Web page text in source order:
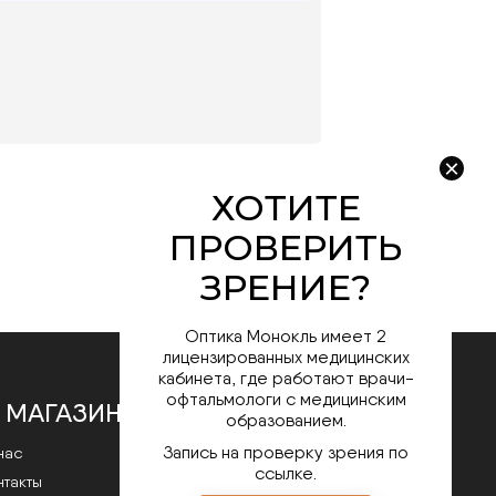
Оптика Монокль имеет 2
лицензированных медицинских
кабинета, где работают врачи-
офтальмологи с медицинским
образованием.
Запись на проверку зрения по
ссылке.